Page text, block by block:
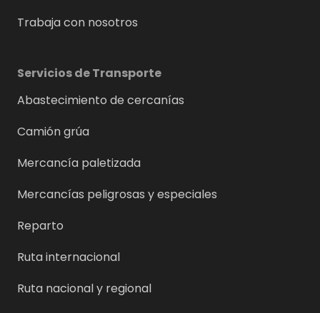
Trabaja con nosotros
Servicios de Transporte
Abastecimiento de cercanías
Camión grúa
Mercancía paletizada
Mercancías peligrosas y especiales
Reparto
Ruta internacional
Ruta nacional y regional